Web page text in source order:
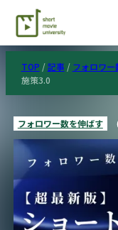
TOP / 記事 / フォロワ
施策3.0
フォロワー数を伸ばす